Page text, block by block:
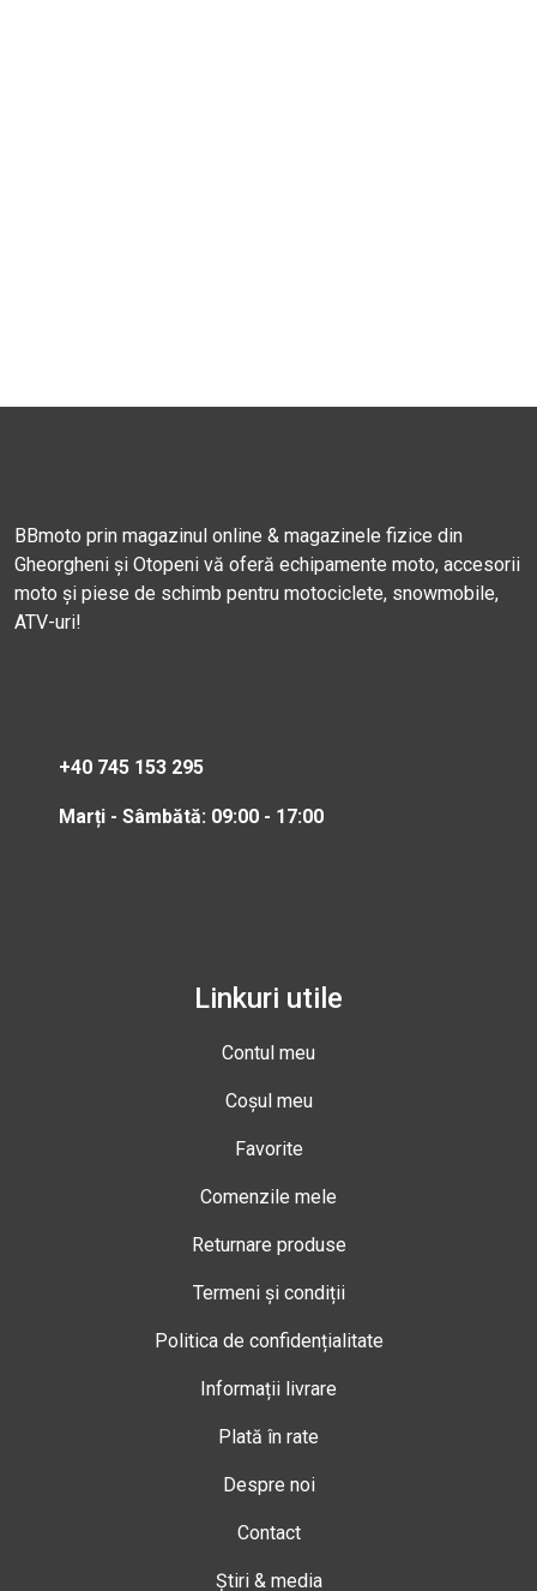
BBmoto prin magazinul online & magazinele fizice din
Gheorgheni și Otopeni vă oferă echipamente moto, accesorii
moto și piese de schimb pentru motociclete, snowmobile,
ATV-uri!
+40 745 153 295
Marți - Sâmbătă: 09:00 - 17:00
Linkuri utile
Contul meu
Coșul meu
Favorite
Comenzile mele
Returnare produse
Termeni și condiții
Politica de confidențialitate
Informații livrare
Plată în rate
Despre noi
Contact
Știri & media